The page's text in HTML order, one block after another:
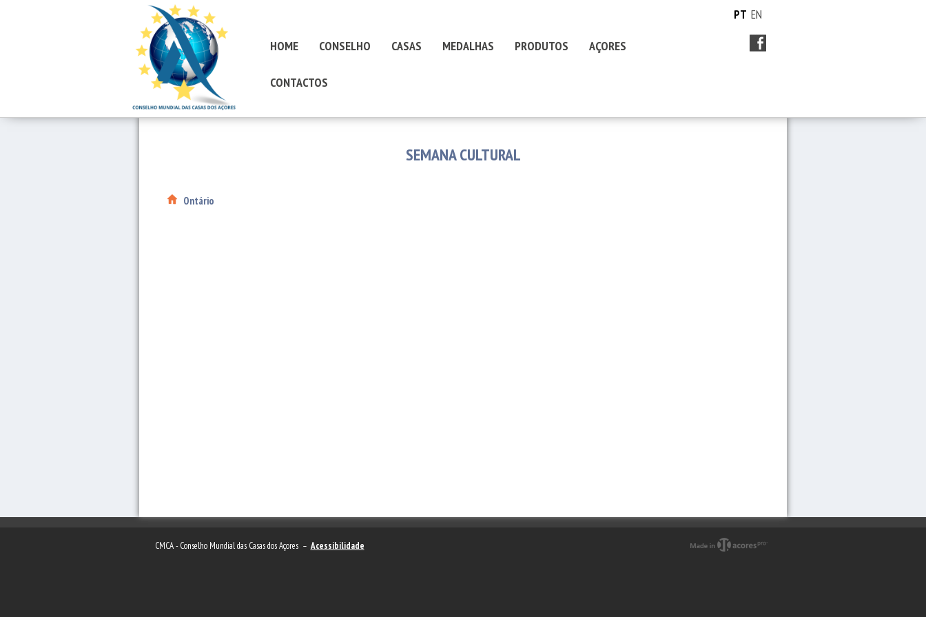
HOME CONSELHO CASAS MEDALHAS PRODUTOS AÇORES
CONTACTOS
PT EN
SEMANA CULTURAL
Ontário
CMCA - Conselho Mundial das Casas dos Açores – Acessibilidade